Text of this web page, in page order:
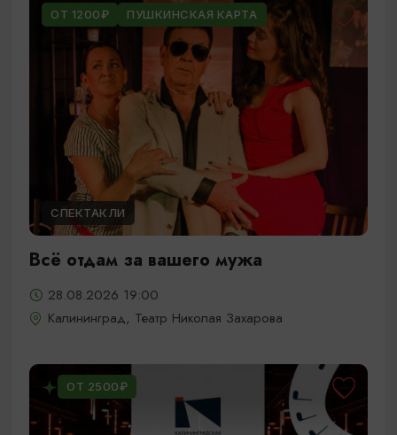
ОТ 1200₽ ПУШКИНСКАЯ КАРТА
СПЕКТАКЛИ
Всё отдам за вашего мужа
28.08.2026 19:00
Калининград, Театр Николая Захарова
ОТ 2500₽